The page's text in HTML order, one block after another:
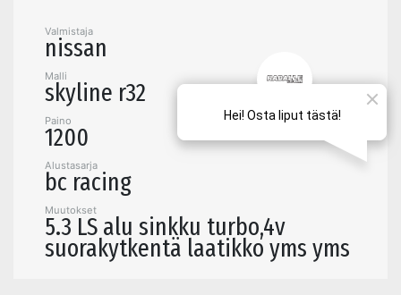
Valmistaja
nissan
Malli
skyline r32
Paino
1200
Alustasarja
bc racing
Muutokset
5.3 LS alu sinkku turbo,4v
suorakytkentä laatikko yms yms